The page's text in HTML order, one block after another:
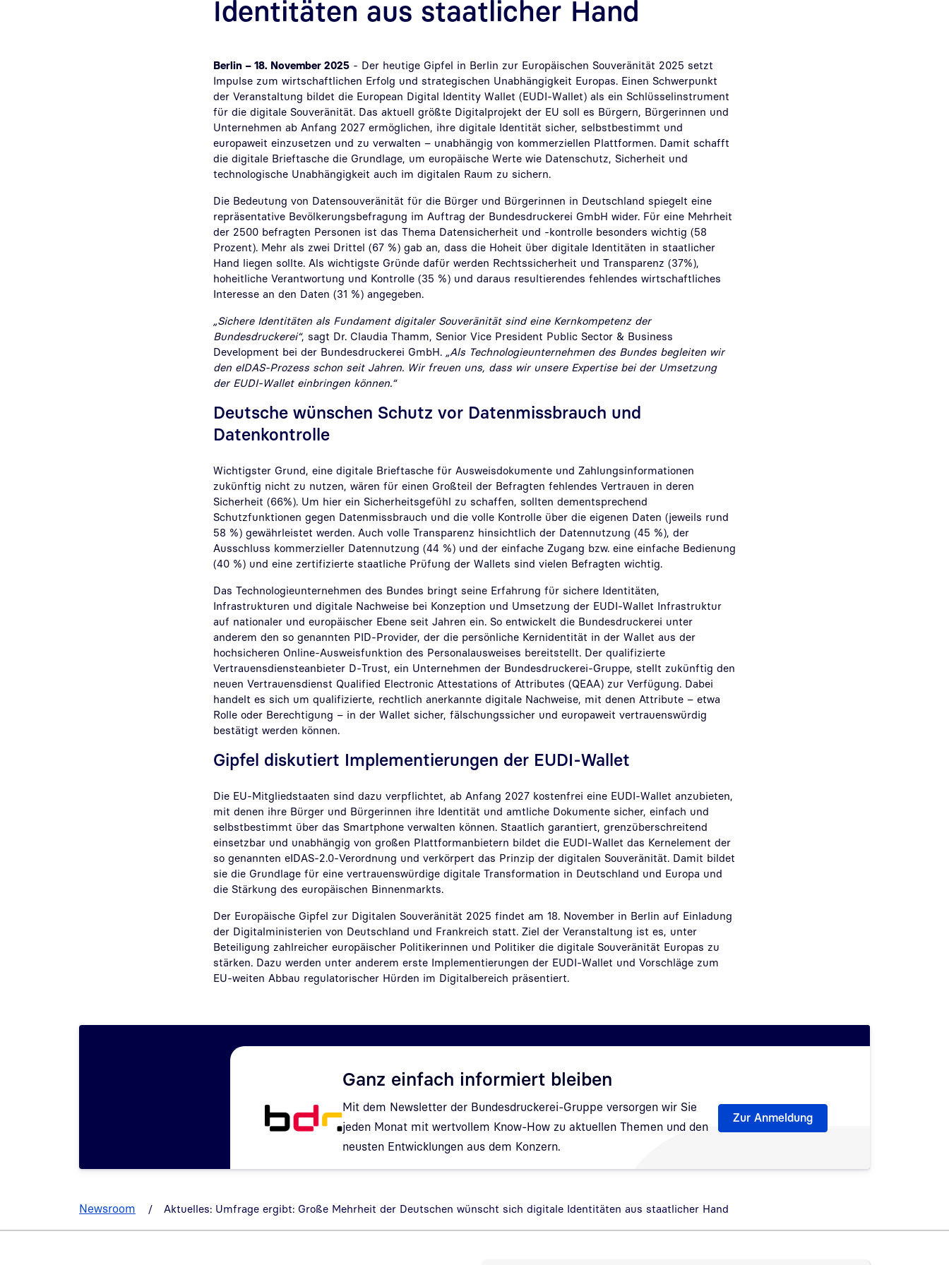
Identitäten aus staatlicher Hand
Berlin – 18. November 2025 - Der heutige Gipfel in Berlin zur Europäischen Souveränität 2025 setzt
Impulse zum wirtschaftlichen Erfolg und strategischen Unabhängigkeit Europas. Einen Schwerpunkt
der Veranstaltung bildet die European Digital Identity Wallet (EUDI-Wallet) als ein Schlüsselinstrument
für die digitale Souveränität. Das aktuell größte Digitalprojekt der EU soll es Bürgern, Bürgerinnen und
Unternehmen ab Anfang 2027 ermöglichen, ihre digitale Identität sicher, selbstbestimmt und
europaweit einzusetzen und zu verwalten – unabhängig von kommerziellen Plattformen. Damit schafft
die digitale Brieftasche die Grundlage, um europäische Werte wie Datenschutz, Sicherheit und
technologische Unabhängigkeit auch im digitalen Raum zu sichern.
Die Bedeutung von Datensouveränität für die Bürger und Bürgerinnen in Deutschland spiegelt eine
repräsentative Bevölkerungsbefragung im Auftrag der Bundesdruckerei GmbH wider. Für eine Mehrheit
der 2500 befragten Personen ist das Thema Datensicherheit und -kontrolle besonders wichtig (58
Prozent). Mehr als zwei Drittel (67 %) gab an, dass die Hoheit über digitale Identitäten in staatlicher
Hand liegen sollte. Als wichtigste Gründe dafür werden Rechtssicherheit und Transparenz (37%),
hoheitliche Verantwortung und Kontrolle (35 %) und daraus resultierendes fehlendes wirtschaftliches
Interesse an den Daten (31 %) angegeben.
„Sichere Identitäten als Fundament digitaler Souveränität sind eine Kernkompetenz der
Bundesdruckerei“, sagt Dr. Claudia Thamm, Senior Vice President Public Sector & Business
Development bei der Bundesdruckerei GmbH. „Als Technologieunternehmen des Bundes begleiten wir
den eIDAS-Prozess schon seit Jahren. Wir freuen uns, dass wir unsere Expertise bei der Umsetzung
der EUDI-Wallet einbringen können.“
Deutsche wünschen Schutz vor Datenmissbrauch und
Datenkontrolle
Wichtigster Grund, eine digitale Brieftasche für Ausweisdokumente und Zahlungsinformationen
zukünftig nicht zu nutzen, wären für einen Großteil der Befragten fehlendes Vertrauen in deren
Sicherheit (66%). Um hier ein Sicherheitsgefühl zu schaffen, sollten dementsprechend
Schutzfunktionen gegen Datenmissbrauch und die volle Kontrolle über die eigenen Daten (jeweils rund
58 %) gewährleistet werden. Auch volle Transparenz hinsichtlich der Datennutzung (45 %), der
Ausschluss kommerzieller Datennutzung (44 %) und der einfache Zugang bzw. eine einfache Bedienung
(40 %) und eine zertifizierte staatliche Prüfung der Wallets sind vielen Befragten wichtig.
Das Technologieunternehmen des Bundes bringt seine Erfahrung für sichere Identitäten,
Infrastrukturen und digitale Nachweise bei Konzeption und Umsetzung der EUDI-Wallet Infrastruktur
auf nationaler und europäischer Ebene seit Jahren ein. So entwickelt die Bundesdruckerei unter
anderem den so genannten PID-Provider, der die persönliche Kernidentität in der Wallet aus der
hochsicheren Online-Ausweisfunktion des Personalausweises bereitstellt. Der qualifizierte
Vertrauensdiensteanbieter D-Trust, ein Unternehmen der Bundesdruckerei-Gruppe, stellt zukünftig den
neuen Vertrauensdienst Qualified Electronic Attestations of Attributes (QEAA) zur Verfügung. Dabei
handelt es sich um qualifizierte, rechtlich anerkannte digitale Nachweise, mit denen Attribute – etwa
Rolle oder Berechtigung – in der Wallet sicher, fälschungssicher und europaweit vertrauenswürdig
bestätigt werden können.
Gipfel diskutiert Implementierungen der EUDI-Wallet
Die EU-Mitgliedstaaten sind dazu verpflichtet, ab Anfang 2027 kostenfrei eine EUDI-Wallet anzubieten,
mit denen ihre Bürger und Bürgerinnen ihre Identität und amtliche Dokumente sicher, einfach und
selbstbestimmt über das Smartphone verwalten können. Staatlich garantiert, grenzüberschreitend
einsetzbar und unabhängig von großen Plattformanbietern bildet die EUDI-Wallet das Kernelement der
so genannten eIDAS-2.0-Verordnung und verkörpert das Prinzip der digitalen Souveränität. Damit bildet
sie die Grundlage für eine vertrauenswürdige digitale Transformation in Deutschland und Europa und
die Stärkung des europäischen Binnenmarkts.
Der Europäische Gipfel zur Digitalen Souveränität 2025 findet am 18. November in Berlin auf Einladung
der Digitalministerien von Deutschland und Frankreich statt. Ziel der Veranstaltung ist es, unter
Beteiligung zahlreicher europäischer Politikerinnen und Politiker die digitale Souveränität Europas zu
stärken. Dazu werden unter anderem erste Implementierungen der EUDI-Wallet und Vorschläge zum
EU-weiten Abbau regulatorischer Hürden im Digitalbereich präsentiert.
Ganz einfach informiert bleiben
Mit dem Newsletter der Bundesdruckerei-Gruppe versorgen wir Sie
jeden Monat mit wertvollem Know-How zu aktuellen Themen und den
neusten Entwicklungen aus dem Konzern.
Zur Anmeldung
Newsroom Aktuelles: Umfrage ergibt: Große Mehrheit der Deutschen wünscht sich digitale Identitäten aus staatlicher Hand